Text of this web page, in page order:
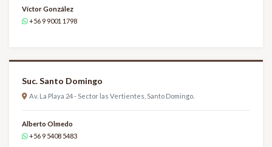
Víctor González
+56 9 9001 1798
Suc. Santo Domingo
Av. La Playa 24 - Sector las Vertientes, Santo Domingo.
Alberto Olmedo
+56 9 5408 5483